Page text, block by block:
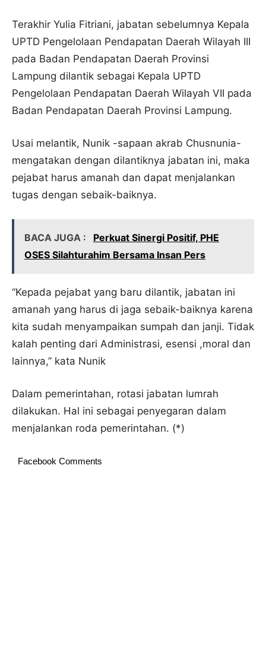
Terakhir Yulia Fitriani, jabatan sebelumnya Kepala
UPTD Pengelolaan Pendapatan Daerah Wilayah III
pada Badan Pendapatan Daerah Provinsi
Lampung dilantik sebagai Kepala UPTD
Pengelolaan Pendapatan Daerah Wilayah VII pada
Badan Pendapatan Daerah Provinsi Lampung.
Usai melantik, Nunik -sapaan akrab Chusnunia-
mengatakan dengan dilantiknya jabatan ini, maka
pejabat harus amanah dan dapat menjalankan
tugas dengan sebaik-baiknya.
BACA JUGA :
Perkuat Sinergi Positif, PHE
OSES Silahturahim Bersama Insan Pers
“Kepada pejabat yang baru dilantik, jabatan ini
amanah yang harus di jaga sebaik-baiknya karena
kita sudah menyampaikan sumpah dan janji. Tidak
kalah penting dari Administrasi, esensi ,moral dan
lainnya,” kata Nunik
Dalam pemerintahan, rotasi jabatan lumrah
dilakukan. Hal ini sebagai penyegaran dalam
menjalankan roda pemerintahan. (*)
Facebook Comments